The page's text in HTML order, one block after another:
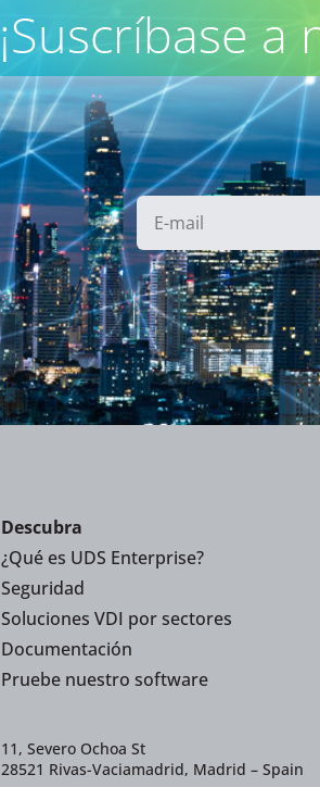
¡Suscríbase
Descubra
¿Qué es UDS Enterprise?
Seguridad
Soluciones VDI por sectores
Documentación
Pruebe nuestro software
11, Severo Ochoa St
28521 Rivas-Vaciamadrid, Madrid – Spain